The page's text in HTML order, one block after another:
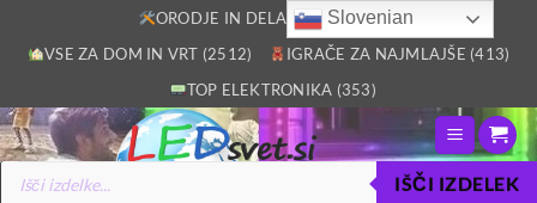
ORODJE IN DELAVNICA (2805)
VSE ZA DOM IN VRT (2512)
IGRAČE ZA NAJMLAJŠE (413)
TOP ELEKTRONIKA (353)
Products
search
IŠČI IZDELEK
Slovenian